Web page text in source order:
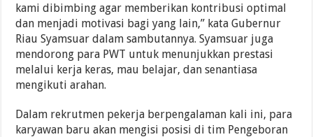
kami dibimbing agar memberikan kontribusi optimal
dan menjadi motivasi bagi yang lain,” kata Gubernur
Riau Syamsuar dalam sambutannya. Syamsuar juga
mendorong para PWT untuk menunjukkan prestasi
melalui kerja keras, mau belajar, dan senantiasa
mengikuti arahan.
Dalam rekrutmen pekerja berpengalaman kali ini, para
karyawan baru akan mengisi posisi di tim Pengeboran